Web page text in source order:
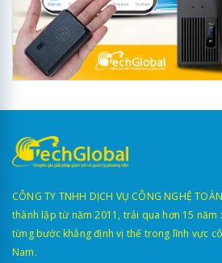
CÔNG TY TNHH DỊCH VỤ CÔNG NGHỆ
thành lập từ năm 2011, trải qua hơn 15
từng bước khẳng định vị thế trong lĩnh vực
Nam.